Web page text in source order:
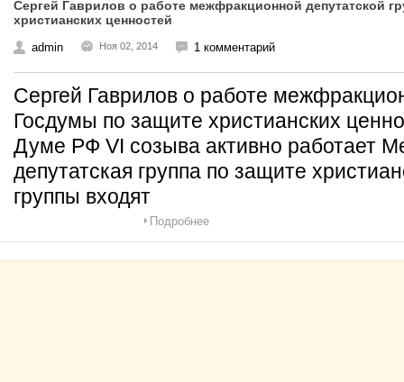
Сергей Гаврилов о работе межфракционной депутатской
христианских ценностей
admin Ноя 02, 2014 1 комментарий
Сергей Гаврилов о работе
Госдумы по защите христианских
Думе РФ VI созыва активно работает
депутатская группа по защите
группы входят
Подробнее